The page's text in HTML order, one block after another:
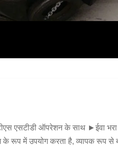
एसटीडी ऑपरेशन के साथ ►ईवा
रूप में उपयोग करता है, व्यापक रूप से